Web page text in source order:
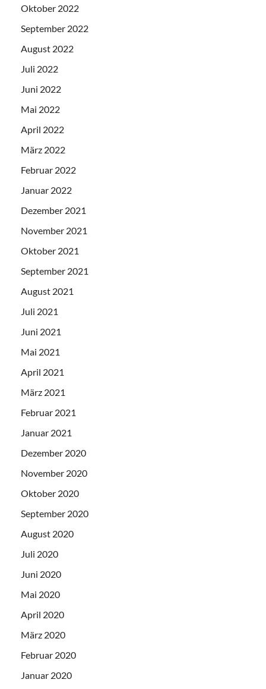
Oktober 2022
September 2022
August 2022
Juli 2022
Juni 2022
Mai 2022
April 2022
März 2022
Februar 2022
Januar 2022
Dezember 2021
November 2021
Oktober 2021
September 2021
August 2021
Juli 2021
Juni 2021
Mai 2021
April 2021
März 2021
Februar 2021
Januar 2021
Dezember 2020
November 2020
Oktober 2020
September 2020
August 2020
Juli 2020
Juni 2020
Mai 2020
April 2020
März 2020
Februar 2020
Januar 2020